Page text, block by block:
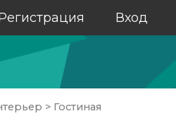
Вход
> Гостиная